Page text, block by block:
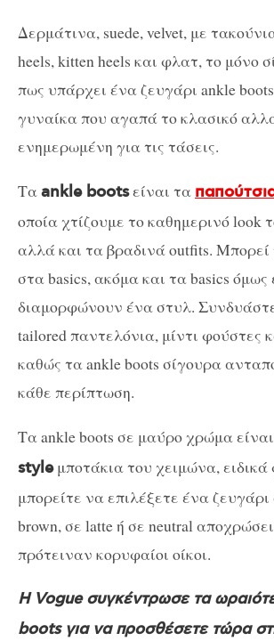
Δερμάτινα, suede, velvet, με
heels, kitten heels και φλατ, το μόνο
πως υπάρχει ένα ζευγάρι ankle
γυναίκα που αγαπά το κλασικό
ενημερωμένη για τις τάσεις.
Ταankle bootsείναι τα
οποία χτίζουμε το καθημερινό look
αλλά και τα βραδινά outfits.
στα basics, ακόμα και τα basics όμως
διαμορφώνουν ένα στυλ.
tailored παντελόνια, μίντι φούστες
καθώς τα ankle boots σίγουρα
κάθε περίπτωση.
Τα ankle boots σε μαύρο χρώμα
styleμποτάκια του χειμώνα, ειδικά
μπορείτε να επιλέξετε ένα
brown, σε latte ή σε neutral
πρότειναν κορυφαίοι οίκοι.
Η Vogue συγκέντρωσε τα
boots για να προσθέσετε τώρα